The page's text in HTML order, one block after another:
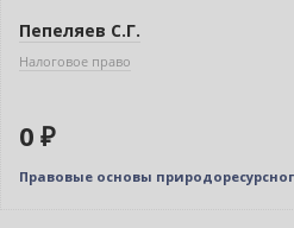
Пепеляев С.Г.
Налоговое право
0 ₽
Правовые основы